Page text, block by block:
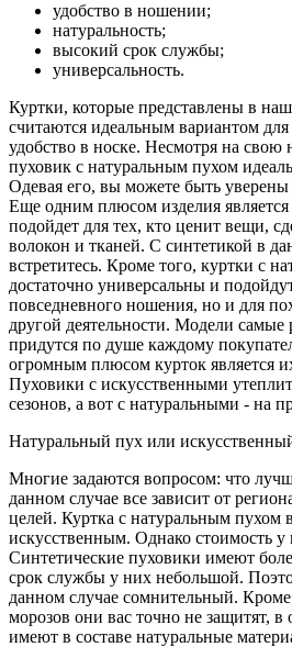
удобство в ношении;
натуральность;
высокий срок службы;
универсальность.
Куртки, которые представлены в
считаются идеальным вариантом
удобство в носке. Несмотря на свою
пуховик с натуральным пухом
Одевая его, вы можете быть уверены
Еще одним плюсом изделия является
подойдет для тех, кто ценит вещи,
волокон и тканей. С синтетикой в
встретитесь. Кроме того, куртки с
достаточно универсальны и
повседневного ношения, но и для
другой деятельности. Модели самые
придутся по душе каждому
огромным плюсом курток является
Пуховики с искусственными
сезонов, а вот с натуральными - на
Натуральный пух или
Многие задаются вопросом: что
данном случае все зависит от
целей. Куртка с натуральным пухом
искусственным. Однако стоимость у
Синтетические пуховики имеют
срок службы у них небольшой.
данном случае сомнительный.
морозов они вас точно не защитят, в
имеют в составе натуральные